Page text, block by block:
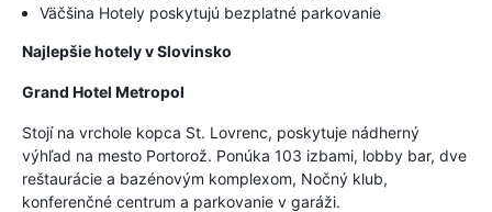
Väčšina Hotely poskytujú bezplatné parkovanie
Najlepšie hotely v Slovinsko
Grand Hotel Metropol
Stojí na vrchole kopca St. Lovrenc, poskytuje nádherný
výhľad na mesto Portorož. Ponúka 103 izbami, lobby bar, dve
reštaurácie a bazénovým komplexom, Nočný klub,
konferenčné centrum a parkovanie v garáži.